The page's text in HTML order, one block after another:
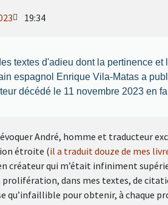
19:34
textes d'adieu dont la pertinence
espagnol Enrique Vila-Matas a
décédé le 11 novembre 2023 en
André, homme et traducteur
étroite (il a traduit douze de mes
créateur qui m’était infiniment
dans mes textes, de
qu’infaillible pour obtenir, à chaque